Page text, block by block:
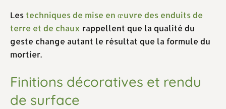
Lestechniques de mise en œuvre des enduits de
terre et de chaux rappellent que la qualité du
geste change autant le résultat que la formule du
mortier.
Finitions décoratives et rendu
de surface